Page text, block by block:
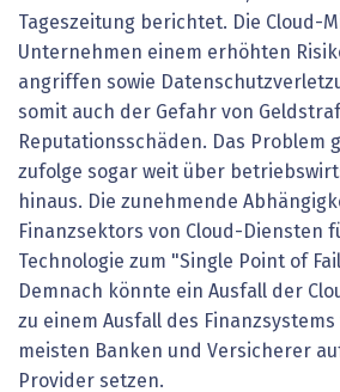
Tageszeitung berichtet. Die Cloud-­
Unternehmen einem erhöhten
angriffen sowie
somit auch der Gefahr von
Reputationsschäden. Das Problem
zufolge sogar weit über
hinaus. Die zunehmende
Finanzsektors von Cloud-Diensten
Technologie zum "Single Point of
Demnach könnte ein Ausfall der
zu einem Ausfall des
meisten Banken und Versicherer
Provider setzen.